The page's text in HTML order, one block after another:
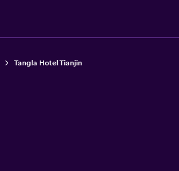
Tangla Hotel Tianjin